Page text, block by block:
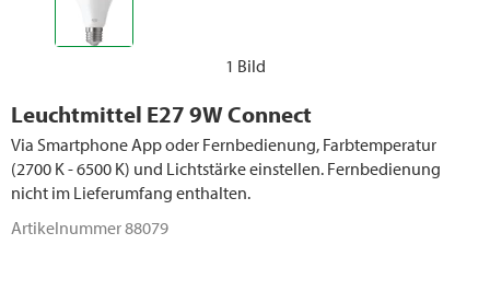
1 Bild
Leuchtmittel E27 9W Connect
Via Smartphone App oder Fernbedienung, Farbtemperatur
(2700 K - 6500 K) und Lichtstärke einstellen. Fernbedienung
nicht im Lieferumfang enthalten.
Artikelnummer88079